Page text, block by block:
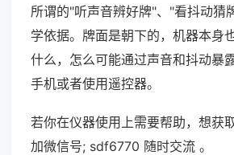
所谓的"听声音辨好牌"、"看抖动猜
学依据。牌面是朝下的，机器本身
什么，怎么可能通过声音和抖动暴
手机或者使用遥控器。
若你在仪器使用上需要帮助，想获
加微信号; sdf6770 随时交流 。